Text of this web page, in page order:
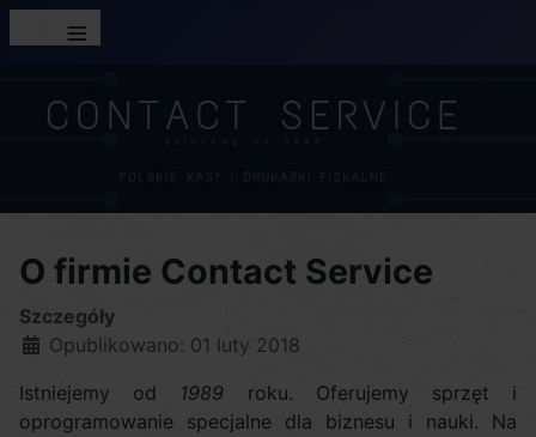
≡
O firmie Contact Service
Szczegóły
Opublikowano: 01 luty 2018
Istniejemy od 1989 roku. Oferujemy sprzęt i
oprogramowanie specjalne dla biznesu i nauki. Na